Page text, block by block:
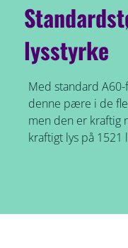
lysstyrke
Med standard
denne pære i de
men den er kraftig
kraftigt lys på 1521